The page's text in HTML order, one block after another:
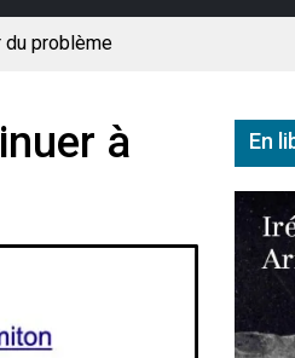
du problème
« On impose et copie le
à
En